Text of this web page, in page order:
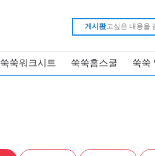
게시판
쑥쑥워크시트 쑥쑥홈스쿨 쑥쑥